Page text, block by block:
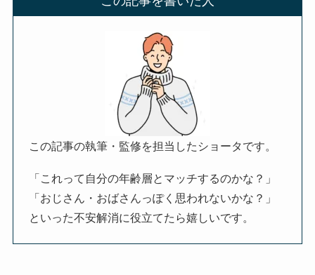
この記事の執筆・監修を担当したショータです。
「これって自分の年齢層とマッチするのかな？」
「おじさん・おばさんっぽく思われないかな？」
といった不安解消に役立てたら嬉しいです。